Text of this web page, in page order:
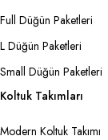
Full Düğün Paketleri
L Düğün Paketleri
Small Düğün Paketleri
Koltuk Takımları
Modern Koltuk Takımı